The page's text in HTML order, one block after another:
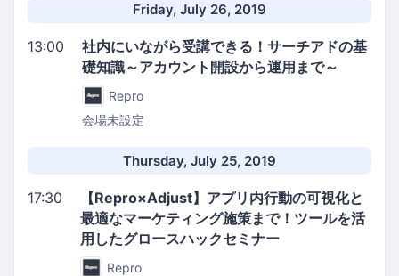
Friday, July 26, 2019
13:00
社内にいながら受講できる！サーチアドの基
礎知識～アカウント開設から運用まで～
Repro
会場未設定
Thursday, July 25, 2019
17:30
【Repro×Adjust】アプリ内行動の可視化と
最適なマーケティング施策まで！ツールを活
用したグロースハックセミナー
Repro